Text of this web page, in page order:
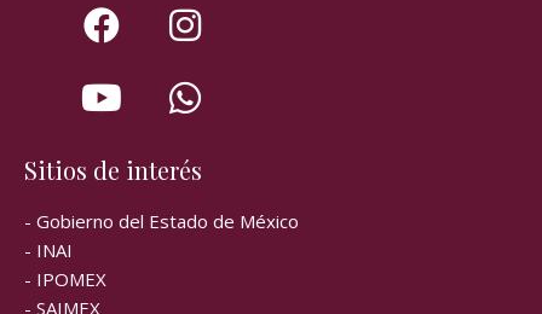
Sitios de interés
- Gobierno del Estado de México
- INAI
- IPOMEX
- SAIMEX